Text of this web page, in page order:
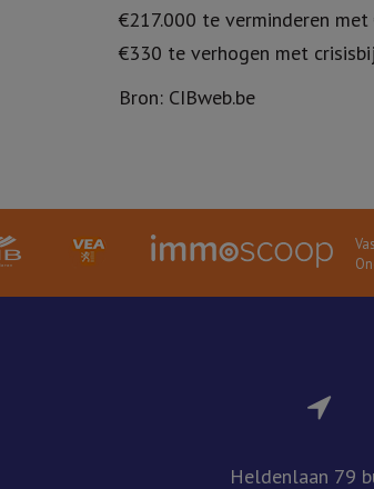
€217.000 te verminderen
€330 te verhogen met
Bron: CIBweb.be
Heldenlaan 79